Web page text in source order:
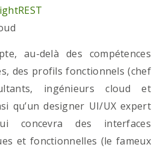
au-delà des compétences
des profils fonctionnels (chef
ingénieurs cloud et
qu’un designer UI/UX expert
concevra des interfaces
et fonctionnelles (le fameux